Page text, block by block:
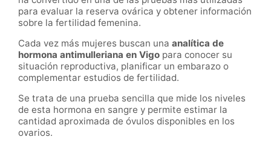
para evaluar la reserva ovárica y obtener información
sobre la fertilidad femenina.
Cada vez más mujeres buscan una analítica de
hormona antimulleriana en Vigo para conocer su
situación reproductiva, planificar un embarazo o
complementar estudios de fertilidad.
Se trata de una prueba sencilla que mide los niveles
de esta hormona en sangre y permite estimar la
cantidad aproximada de óvulos disponibles en los
ovarios.